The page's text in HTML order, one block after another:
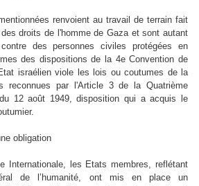
renvoient au travail de terrain fait
droits de l'homme de Gaza et sont autant
des personnes civiles protégées en
des dispositions de la 4e Convention de
israélien viole les lois ou coutumes de la
reconnues par l'Article 3 de la Quatrième
12 août 1949, disposition qui a acquis le
obligation
Internationale, les Etats membres, reflétant
de l’humanité, ont mis en place un